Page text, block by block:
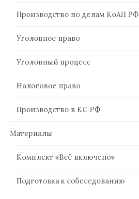
Производство по делам КоАП РФ
Уголовное право
Уголовный процесс
Налоговое право
Производство в КС РФ
Материалы
Комплект «Всё включено»
Подготовка к собеседованию